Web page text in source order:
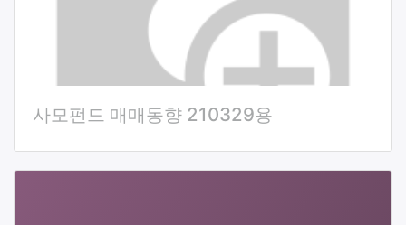
사모펀드 매매동향 210329용